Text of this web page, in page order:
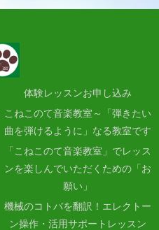
体験レッスンお申し込み
こねこのて音楽教室～「弾きたい
曲を弾けるように」なる教室です
「こねこのて音楽教室」でレッス
ンを楽しんでいただくための「お
願い」
機械のコトバを翻訳！エレクトー
ン操作・活用サポートレッスン